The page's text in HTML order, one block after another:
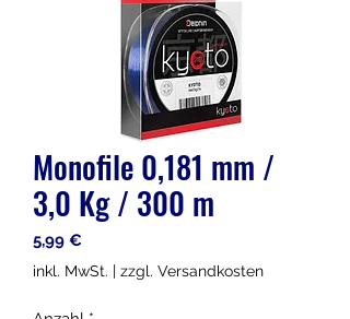
Monofile 0,181 mm /
3,0 Kg / 300 m
5,99 €Preis
inkl. MwSt. | zzgl. Versandkosten